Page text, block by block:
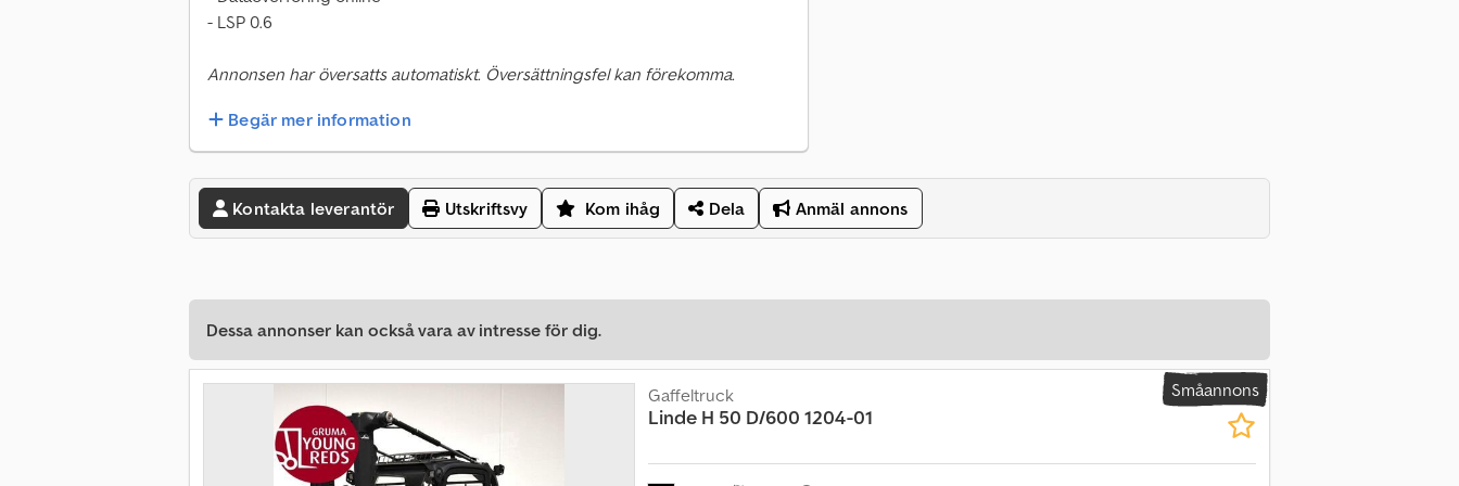
- LSP 0.6
Annonsen har översatts automatiskt. Översättningsfel kan förekomma.
Begär mer information
Kontakta leverantör Utskriftsvy Kom ihåg Dela Anmäl annons
Dessa annonser kan också vara av intresse för dig.
Småannons
Gaffeltruck
Linde H 50 D/600 1204-01